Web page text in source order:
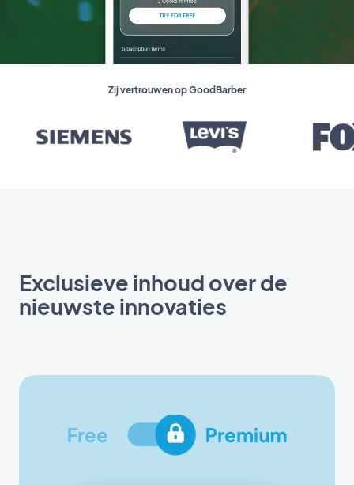
Zij vertrouwen op GoodBarber
Exclusieve inhoud over de
nieuwste innovaties